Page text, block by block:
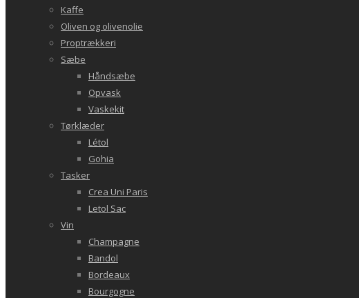
Kaffe
Oliven og olivenolie
Proptrækkeri
Sæbe
Håndsæbe
Opvask
Vaskekit
Tørklæder
Létol
Gohia
Tasker
Crea Uni Paris
Letol Sac
Vin
Champagne
Bandol
Bordeaux
Bourgogne